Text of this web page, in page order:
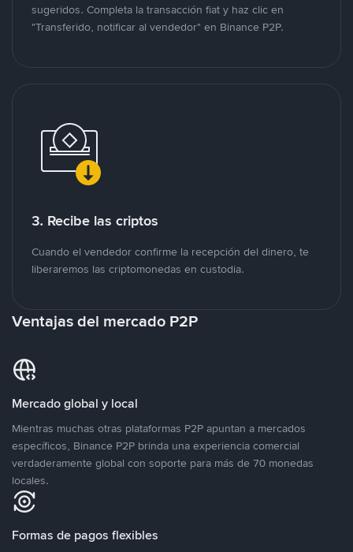
sugeridos. Completa la transacción fiat y haz clic en
"Transferido, notificar al vendedor" en Binance P2P.
3. Recibe las criptos
Cuando el vendedor confirme la recepción del dinero, te
liberaremos las criptomonedas en custodia.
Ventajas del mercado P2P
Mercado global y local
Mientras muchas otras plataformas P2P apuntan a mercados
específicos, Binance P2P brinda una experiencia comercial
verdaderamente global con soporte para más de 70 monedas
locales.
Formas de pagos flexibles